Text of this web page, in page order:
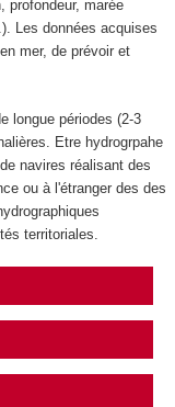
profondeur, marée
Les données acquises
mer, de prévoir et
longue périodes (2-3
Etre hydrogrpahe
navires réalisant des
ou à l'étranger des des
territoriales.